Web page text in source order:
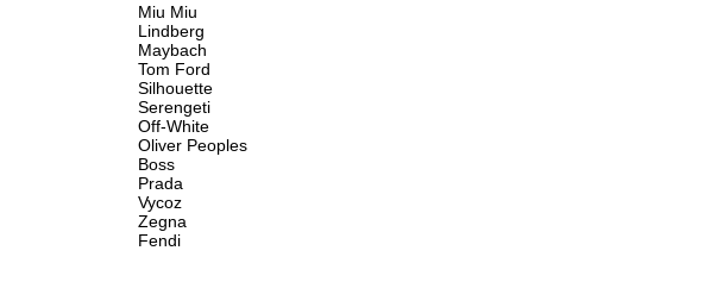
Miu Miu
Lindberg
Maybach
Tom Ford
Silhouette
Serengeti
Off-White
Oliver Peoples
Boss
Prada
Vycoz
Zegna
Fendi